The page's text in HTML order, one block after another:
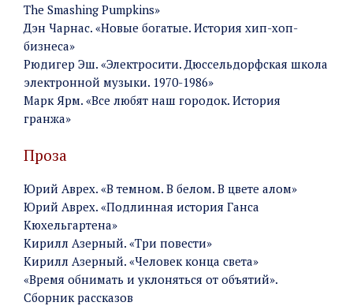
The Smashing Pumpkins»
Дэн Чарнас. «Новые богатые. История хип-хоп-
бизнеса»
Рюдигер Эш. «Электросити. Дюссельдорфская школа
электронной музыки. 1970-1986»
Марк Ярм. «Все любят наш городок. История
гранжа»
Проза
Юрий Аврех. «В темном. В белом. В цвете алом»
Юрий Аврех. «Подлинная история Ганса
Кюхельгартена»
Кирилл Азерный. «Три повести»
Кирилл Азерный. «Человек конца света»
«Время обнимать и уклоняться от объятий».
Сборник рассказов